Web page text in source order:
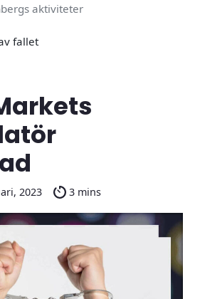
aktiviteter
fallet
2023 3 mins